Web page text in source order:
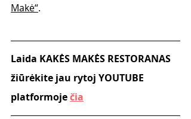
Makė“.
Laida KAKĖS MAKĖS RESTORANAS
žiūrėkite jau rytoj YOUTUBE
platformoje čia